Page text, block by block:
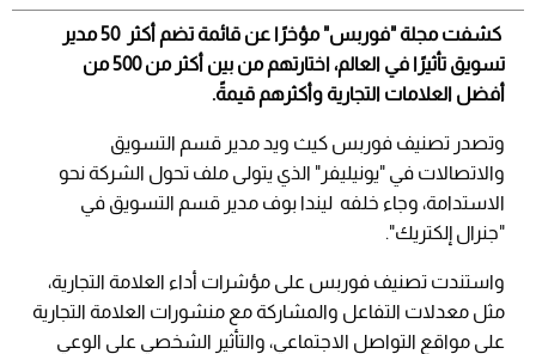
كشفت مجلة "فوربس" مؤخرًا عن قائمة تضم أكثر 50 مدير
تسويق تأثيرًا في العالم، اختارتهم من بين أكثر من 500 من
أفضل العلامات التجارية وأكثرهم قيمةً.
وتصدر تصنيف فوربس كيث ويد مدير قسم التسويق
والاتصالات في "يونيليفر" الذي يتولى ملف تحول الشركة نحو
الاستدامة، وجاء خلفه ليندا بوف مدير قسم التسويق في
"جنرال إلكتريك".
واستندت تصنيف فوربس على مؤشرات أداء العلامة التجارية،
مثل معدلات التفاعل والمشاركة مع منشورات العلامة التجارية
على مواقع التواصل الاجتماعي، والتأثير الشخصي على الوعي